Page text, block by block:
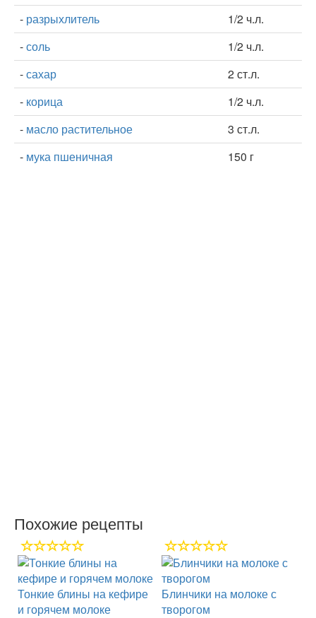
- разрыхлитель
1/2 ч.л.
-соль
1/2 ч.л.
-сахар
2 ст.л.
- корица
1/2 ч.л.
- масло растительное
3 ст.л.
- мука пшеничная 150 г
Похожие рецепты
Тонкие блины на кефире
и горячем молоке
Блинчики на молоке с
творогом